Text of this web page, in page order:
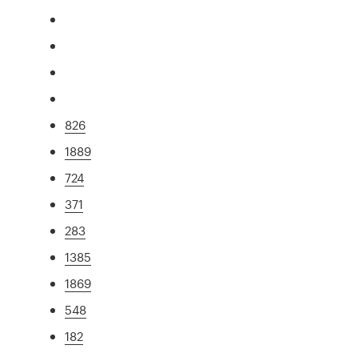
826
1889
724
371
283
1385
1869
548
182